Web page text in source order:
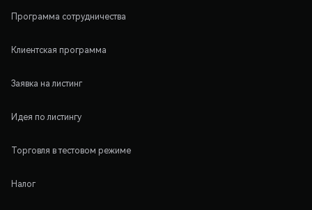
Программа сотрудничества
Клиентская программа
Заявка на листинг
Идея по листингу
Торговля в тестовом режиме
Налог